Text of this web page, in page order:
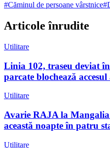
#Căminul de persoane vârstnice#
Articole înrudite
Utilitare
Linia 102, traseu deviat
parcate blochează
Utilitare
Avarie RAJA la
această noapte în patru
Utilitare